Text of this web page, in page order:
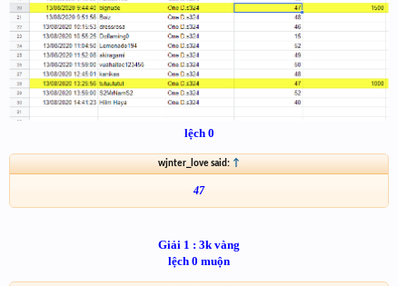
lệch 0
wjnter_love said: ↑
47
Giải 1 : 3k vàng
lệch 0 muộn